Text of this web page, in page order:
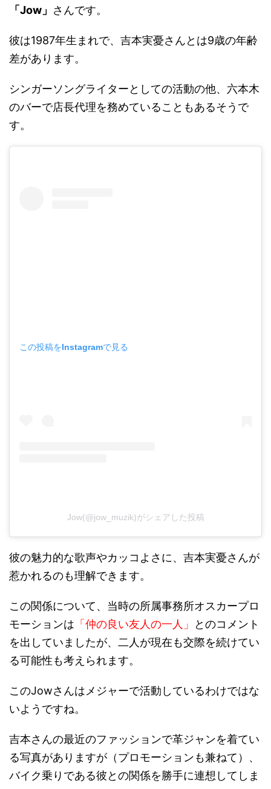
「Jow」 さんです。
彼は1987年生まれで、吉本実憂さんとは9歳の年齢
差があります。
シンガーソングライターとしての活動の他、六本木
のバーで店長代理を務めていることもあるそうで
す。
この投稿をInstagramで見る
Jow(@jow_muzik)がシェアした投稿
彼の魅力的な歌声やカッコよさに、吉本実憂さんが
惹かれるのも理解できます。
この関係について、当時の所属事務所オスカープロ
モーションは 「仲の良い友人の一人」
とのコメント
を出していましたが、二人が現在も交際を続けてい
る可能性も考えられます。
このJowさんはメジャーで活動しているわけではな
いようですね。
吉本さんの最近のファッションで革ジャンを着てい
る写真がありますが（プロモーションも兼ねて）、
バイク乗りである彼との関係を勝手に連想してしま